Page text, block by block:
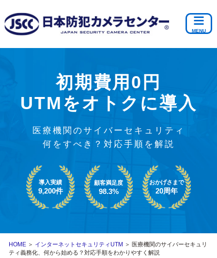
初期費用0円
UTMをオトクに導入
医療機関のサイバーセキュリティ
何をすべき？対応手順を解説
導入実績
9,200件
顧客満足度
98.3%
おかげさまで
20周年
HOME ＞ インターネットセキュリティUTM ＞ 医療機関のサイバーセキュリ
ティ義務化、何から始める？対応手順をわかりやすく解説